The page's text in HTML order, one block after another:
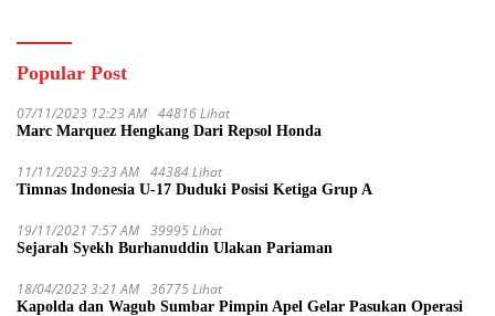
Popular Post
07/11/2023 12:23 AM 44816 Lihat
Marc Marquez Hengkang Dari Repsol Honda
11/11/2023 9:23 AM 44384 Lihat
Timnas Indonesia U-17 Duduki Posisi Ketiga Grup A
19/11/2021 7:57 AM 39995 Lihat
Sejarah Syekh Burhanuddin Ulakan Pariaman
18/04/2023 3:21 AM 36775 Lihat
Kapolda dan Wagub Sumbar Pimpin Apel Gelar Pasukan Operasi